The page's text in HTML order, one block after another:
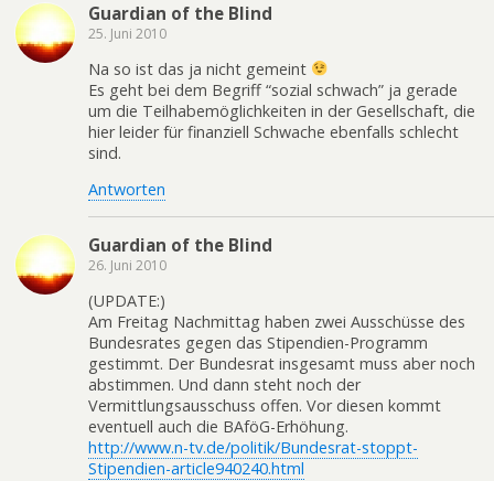
Guardian of the Blind
25. Juni 2010
Na so ist das ja nicht gemeint
Es geht bei dem Begriff “sozial schwach” ja gerade
um die Teilhabemöglichkeiten in der Gesellschaft, die
hier leider für finanziell Schwache ebenfalls schlecht
sind.
Antworten
Guardian of the Blind
26. Juni 2010
(UPDATE:)
Am Freitag Nachmittag haben zwei Ausschüsse des
Bundesrates gegen das Stipendien-Programm
gestimmt. Der Bundesrat insgesamt muss aber noch
abstimmen. Und dann steht noch der
Vermittlungsausschuss offen. Vor diesen kommt
eventuell auch die BAföG-Erhöhung.
http://www.n-tv.de/politik/Bundesrat-stoppt-
Stipendien-article940240.html